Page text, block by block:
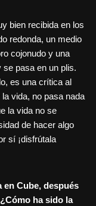
bien recibida en los
redonda, un medio
cojonudo y una
pasa en un plis.
es una crítica al
vida, no pasa nada
la vida no se
de hacer algo
sí ¡disfrútala
en Cube, después
ha sido la